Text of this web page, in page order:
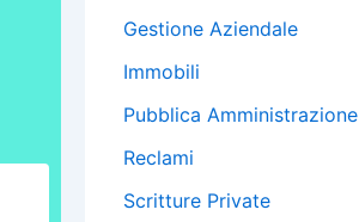
Gestione Aziendale
Immobili
Pubblica Amministrazione
Reclami
Scritture Private